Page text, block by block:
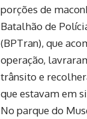
porções de
Batalhão de
(BPTran), que
operação,
trânsito e
que estavam em
No parque do